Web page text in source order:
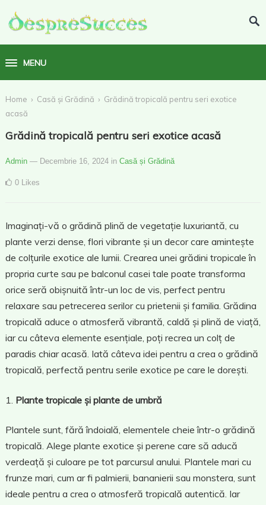
MENU
Home › Casă și Grădină › Grădină tropicală pentru seri exotice
acasă
Grădină tropicală pentru seri exotice acasă
Admin — Decembrie 16, 2024 in Casă și Grădină
0 Likes
Imaginați-vă o grădină plină de vegetație luxuriantă, cu
plante verzi dense, flori vibrante și un decor care amintește
de colțurile exotice ale lumii. Crearea unei grădini tropicale în
propria curte sau pe balconul casei tale poate transforma
orice seră obișnuită într-un loc de vis, perfect pentru
relaxare sau petrecerea serilor cu prietenii și familia. Grădina
tropicală aduce o atmosferă vibrantă, caldă și plină de viață,
iar cu câteva elemente esențiale, poți recrea un colț de
paradis chiar acasă. Iată câteva idei pentru a crea o grădină
tropicală, perfectă pentru serile exotice pe care le dorești.
Plante tropicale și plante de umbră
Plantele sunt, fără îndoială, elementele cheie într-o grădină
tropicală. Alege plante exotice și perene care să aducă
verdeață și culoare pe tot parcursul anului. Plantele mari cu
frunze mari, cum ar fi palmierii, bananierii sau monstera, sunt
ideale pentru a crea o atmosferă tropicală autentică. Iar